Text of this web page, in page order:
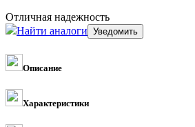
Отличная надежность
Найти аналоги
Описание
Характеристики